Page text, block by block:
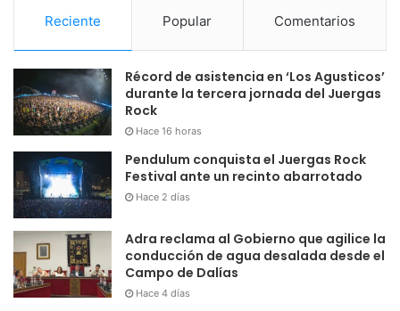
Reciente Popular Comentarios
Récord de asistencia en ‘Los Agusticos’
durante la tercera jornada del Juergas
Rock
Hace 16 horas
Pendulum conquista el Juergas Rock
Festival ante un recinto abarrotado
Hace 2 días
Adra reclama al Gobierno que agilice la
conducción de agua desalada desde el
Campo de Dalías
Hace 4 días